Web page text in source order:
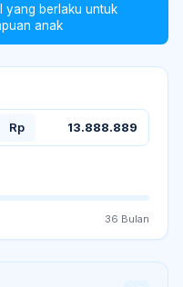
yang berlaku untuk
anak
Rp 13.888.889
36 Bulan